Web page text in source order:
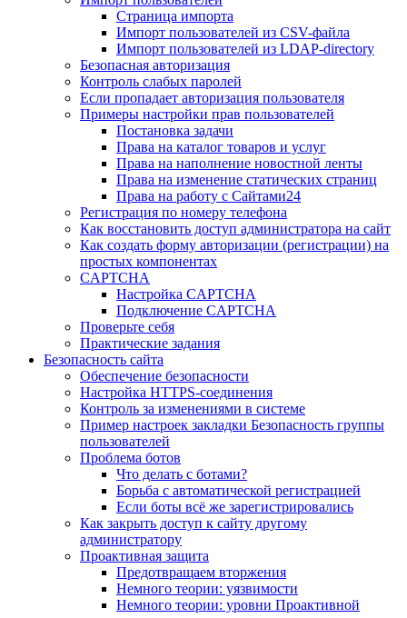
Страница импорта
Импорт пользователей из CSV-файла
Импорт пользователей из LDAP-directory
Безопасная авторизация
Контроль слабых паролей
Если пропадает авторизация пользователя
Примеры настройки прав пользователей
Постановка задачи
Права на каталог товаров и услуг
Права на наполнение новостной ленты
Права на изменение статических страниц
Права на работу с Сайтами24
Регистрация по номеру телефона
Как восстановить доступ администратора на сайт
Как создать форму авторизации (регистрации) на
простых компонентах
CAPTCHA
Настройка CAPTCHA
Подключение CAPTCHA
Проверьте себя
Практические задания
Безопасность сайта
Обеспечение безопасности
Настройка HTTPS-соединения
Контроль за изменениями в системе
Пример настроек закладки Безопасность группы
пользователей
Проблема ботов
Что делать с ботами?
Борьба с автоматической регистрацией
Если боты всё же зарегистрировались
Как закрыть доступ к сайту другому
администратору
Проактивная защита
Предотвращаем вторжения
Немного теории: уязвимости
Немного теории: уровни Проактивной